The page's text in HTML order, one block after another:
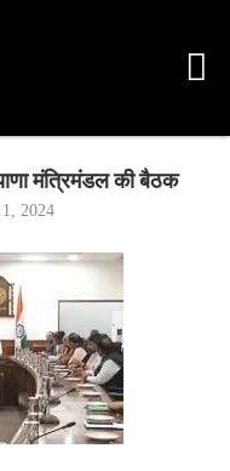
मंत्रिमंडल की बैठक
2024